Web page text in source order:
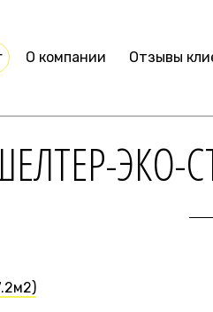
О компании Отзывы
ЭКО-